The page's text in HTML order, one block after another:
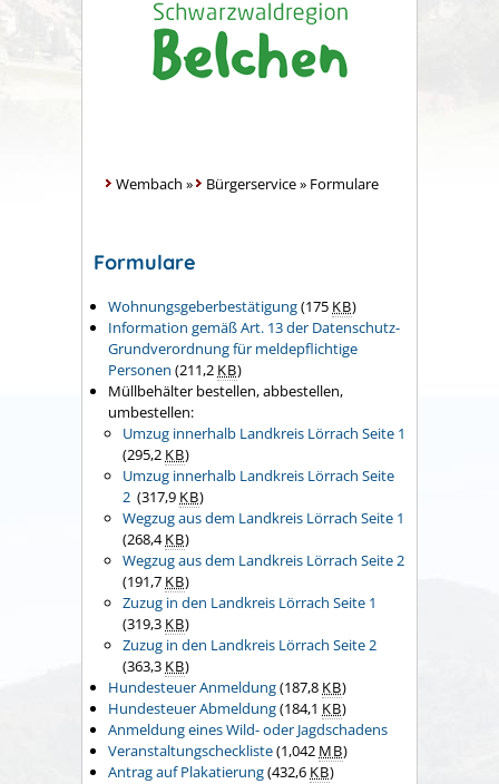
Wembach » Bürgerservice» Formulare
Formulare
Wohnungsgeberbestätigung(175 KB)
Information gemäß Art. 13 der Datenschutz-
Grundverordnung für meldepflichtige
Personen (211,2 KB)
Müllbehälter bestellen, abbestellen,
umbestellen:
Umzug innerhalb Landkreis Lörrach Seite 1
(295,2 KB)
Umzug innerhalb Landkreis Lörrach Seite
2 (317,9 KB)
Wegzug aus dem Landkreis Lörrach Seite 1
(268,4KB)
Wegzug aus dem Landkreis Lörrach Seite 2
(191,7 KB)
Zuzug in den Landkreis Lörrach Seite 1
(319,3 KB)
Zuzug in den Landkreis Lörrach Seite 2
(363,3 KB)
Hundesteuer Anmeldung(187,8 KB)
Hundesteuer Abmeldung(184,1 KB)
Anmeldung eines Wild- oder Jagdschadens
Veranstaltungscheckliste(1,042 MB)
Antrag auf Plakatierung(432,6 KB)